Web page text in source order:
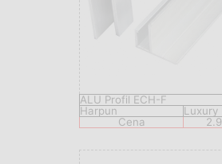
ALU Profil ECH-F
Harpun
Luxury
Cena
2.9